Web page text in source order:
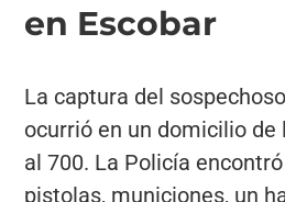
en Escobar
La captura del
ocurrió en un domicilio
al 700. La Policía
pistolas, municiones, un